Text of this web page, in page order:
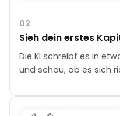
02
Sieh dein erstes
Die KI schreibt es in
und schau, ob es sich